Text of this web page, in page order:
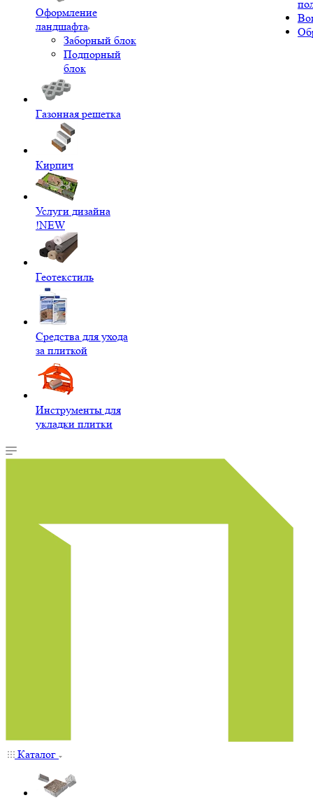
Оформление
ландшафта
Заборный блок
Подпорный
блок
Газонная решетка
Кирпич
Услуги дизайна
!NEW
Геотекстиль
Средства для ухода
за плиткой
Инструменты для
укладки плитки
Каталог